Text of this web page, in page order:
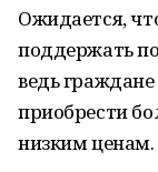
Ожидается,
поддержать
ведь граждане
приобрести
низким ценам.